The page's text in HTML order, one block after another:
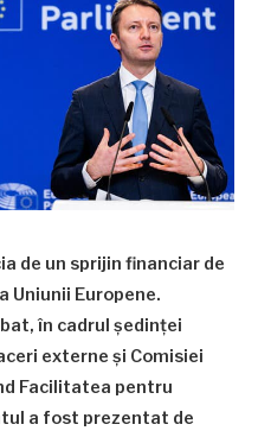
de un sprijin financiar de
Uniunii Europene.
în cadrul ședinței
externe și Comisiei
Facilitatea pentru
a fost prezentat de